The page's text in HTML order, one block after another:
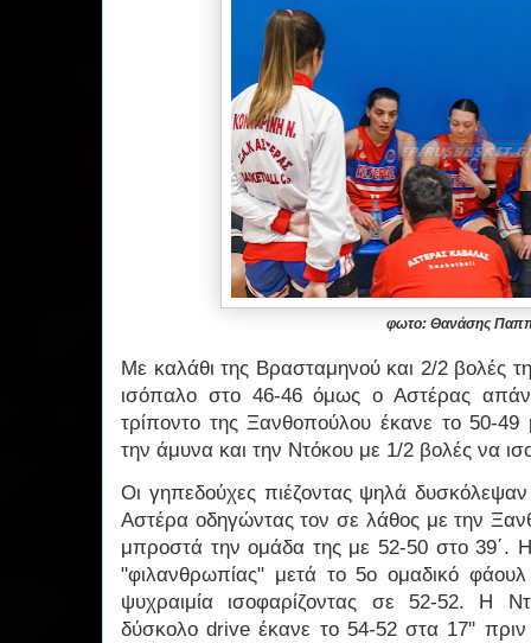
φωτο: Θανάσης
Με καλάθι της Βρασταμηνού και 2/2 βολές
ισόπαλο στο 46-46 όμως ο Αστέρας
τρίποντο της Ξανθοπούλου έκανε το 50-
την άμυνα και την Ντόκου με 1/2 βολές να
Οι γηπεδούχες πιέζοντας ψηλά
Αστέρα οδηγώντας τον σε λάθος με την
μπροστά την ομάδα της με 52-50 στο 39΄.
"φιλανθρωπίας" μετά το 5ο ομαδικό
ψυχραιμία ισοφαρίζοντας σε 52-52. Η
δύσκολο drive έκανε το 54-52 στα 17''